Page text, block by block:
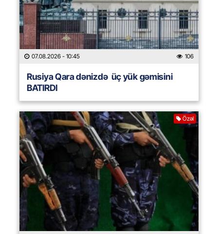
07.08.2026 - 10:45 106
Rusiya Qara dənizdə üç yük gəmisini
BATIRDI
Özəl